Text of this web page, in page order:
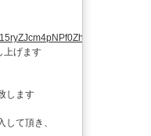
上げます
します
て頂き、